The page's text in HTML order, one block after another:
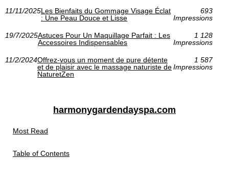
11/11/2025Les Bienfaits du Gommage Visage Éclat
: Une Peau Douce et Lisse
693
Impressions
19/7/2025Astuces Pour Un Maquillage Parfait : Les
Accessoires Indispensables
1 128
Impressions
11/2/2024Offrez-vous un moment de pure détente
et de plaisir avec le massage naturiste de
NaturetZen
1 587
Impressions
harmonygardendayspa.com
Most Read
Table of Contents